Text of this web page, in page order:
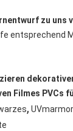
zu uns
entsprechend
Filmes
,